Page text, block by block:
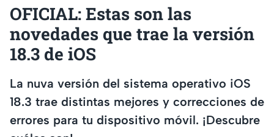
OFICIAL: Estas son las
novedades que trae la versión
18.3 de iOS
La nuva versión del sistema operativo iOS
18.3 trae distintas mejores y correcciones de
errores para tu dispositivo móvil. ¡Descubre